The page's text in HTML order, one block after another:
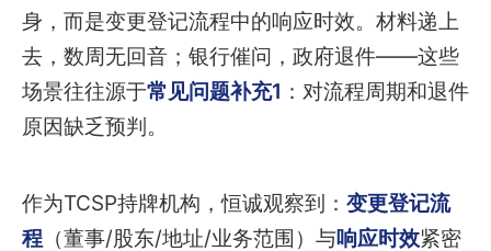
身，而是变更登记流程中的响应时效。材料递上
去，数周无回音；银行催问，政府退件——这些
场景往往源于常见问题补充1 ：对流程周期和退件
原因缺乏预判。
作为TCSP持牌机构，恒诚观察到： 变更登记流
程 （董事/股东/地址/业务范围）与响应时效紧密